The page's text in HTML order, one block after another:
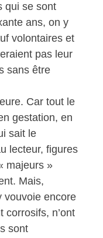
qui se sont
ans, on y
volontaires et
pas leur
sans être
Car tout le
gestation, en
sait le
lecteur, figures
majeurs »
Mais,
vouvoie encore
corrosifs, n’ont
sont